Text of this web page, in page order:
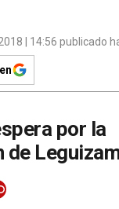
| 14:56 publicado
por la
de